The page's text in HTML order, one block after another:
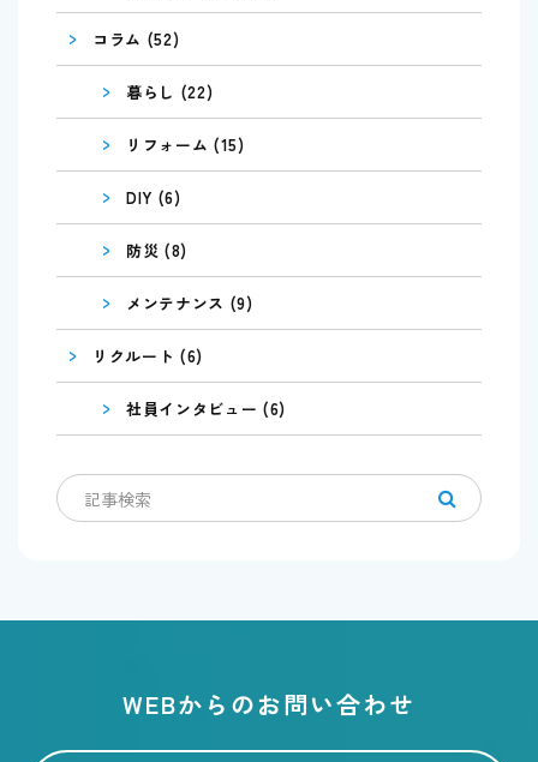
> コラム (52)
> 暮らし (22)
> リフォーム (15)
> DIY (6)
> 防災 (8)
> メンテナンス (9)
> リクルート (6)
> 社員インタビュー (6)
WEBからのお問い合わせ